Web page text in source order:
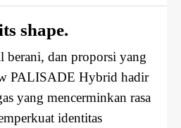
shape.
berani, dan proporsi yang
PALISADE Hybrid hadir
yang mencerminkan rasa
identitas